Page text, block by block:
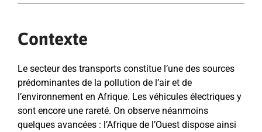
Contexte
Le secteur des transports constitue l’une des sources
prédominantes de la pollution de l’air et de
l’environnement en Afrique. Les véhicules électriques y
sont encore une rareté. On observe néanmoins
quelques avancées : l’Afrique de l’Ouest dispose ainsi